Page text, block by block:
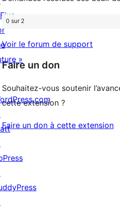
0 sur 2
Voir le forum de support
Faire un don
Souhaitez-vous soutenir
cette extension ?
Faire un don à cette extension
»